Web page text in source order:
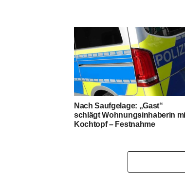
Nach Saufgelage: „Gast“
schlägt Wohnungsinhaberin
Kochtopf – Festnahme